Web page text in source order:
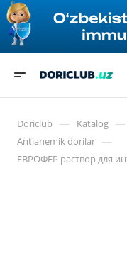
Doriclub — Katalog —
Antianemik dorilar —
ЕВРОФЕР раствор для